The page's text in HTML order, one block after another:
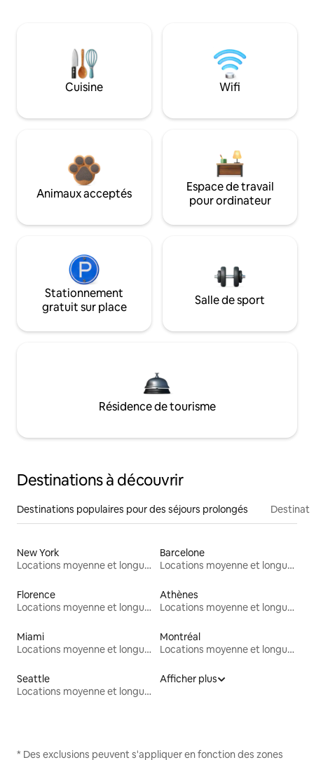
Cuisine Wifi
Animaux acceptés
Espace de travail
pour ordinateur
Stationnement
gratuit sur place
Salle de sport
Résidence de tourisme
Destinations à découvrir
Destinations populaires pour des séjours prolongés
New York
Locations moyenne et longue durée
Barcelone
Locations moyenne et longue durée
Florence
Locations moyenne et longue durée
Athènes
Locations moyenne et longue durée
Miami
Locations moyenne et longue durée
Montréal
Locations moyenne et longue durée
Seattle
Locations moyenne et longue durée
Afficher plus
* Des exclusions peuvent s'appliquer en fonction des zones